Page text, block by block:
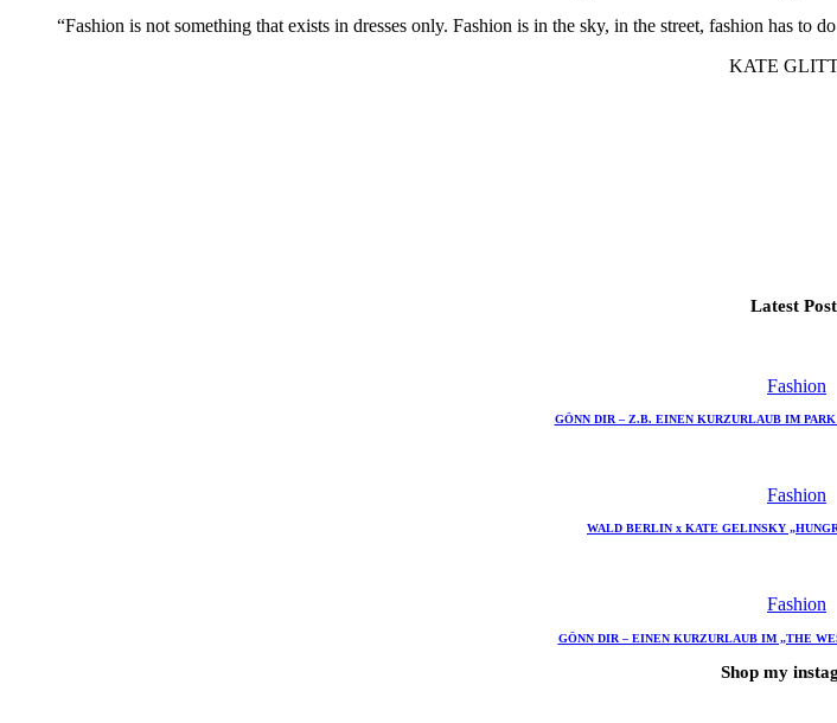
“Fashion is not something that exists in dresses only. Fashion is in the sky, in the street, fashion has
KATE
Latest
Fashion
GÖNN DIR – Z.B. EINEN KURZURLAUB IM
Fashion
WALD BERLIN x KATE GELINSKY
Fashion
GÖNN DIR – EINEN KURZURLAUB IM „THE
Shop my